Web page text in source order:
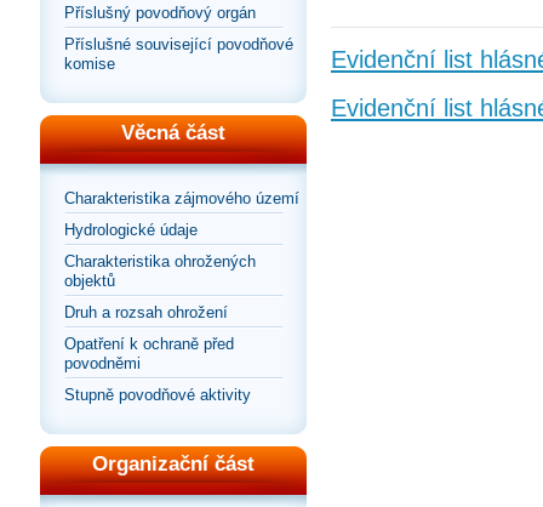
Příslušný povodňový orgán
Příslušné související povodňové
komise
Věcná část
Charakteristika zájmového území
Hydrologické údaje
Charakteristika ohrožených
objektů
Druh a rozsah ohrožení
Opatření k ochraně před
povodněmi
Stupně povodňové aktivity
Organizační část
Evidenční list
Evidenční list